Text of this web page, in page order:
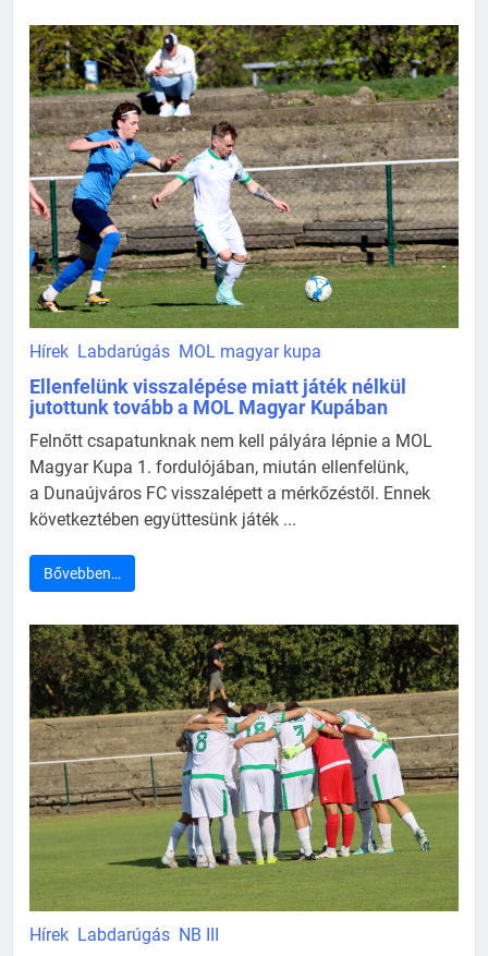
Hírek Labdarúgás MOL magyar kupa
Ellenfelünk visszalépése miatt játék nélkül
jutottunk tovább a MOL Magyar Kupában
Felnőtt csapatunknak nem kell pályára lépnie a MOL
Magyar Kupa 1. fordulójában, miután ellenfelünk,
a Dunaújváros FC visszalépett a mérkőzéstől. Ennek
következtében együttesünk játék ...
Bővebben…
Hírek Labdarúgás NB III